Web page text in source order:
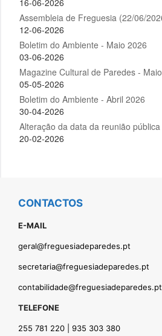
CONTACTOS
E-MAIL
geral@freguesiadeparedes.pt
secretaria@freguesiadeparedes.pt
contabilidade@freguesiadeparedes.pt
TELEFONE
255 781 220 | 935 303 380